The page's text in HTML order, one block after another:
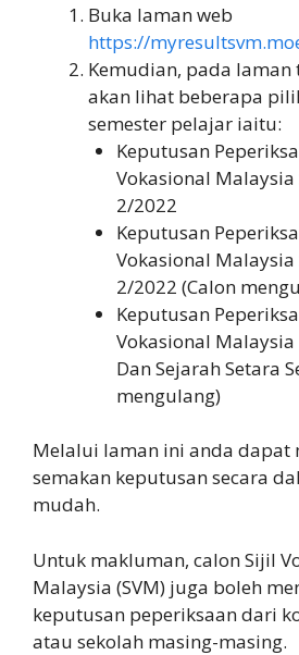
Buka laman web
https://
Kemudian, pada laman
akan lihat beberapa
semester pelajar iaitu:
Keputusan
Vokasional Malaysia
2/2022
Keputusan
Vokasional Malaysia
2/2022 (Calon
Keputusan
Vokasional
Dan Sejarah Setara
mengulang)
Melalui laman ini anda dapat
semakan keputusan secara
mudah.
Untuk makluman, calon Sijil
Malaysia (SVM) juga boleh
keputusan peperiksaan dari
atau sekolah masing-masing.